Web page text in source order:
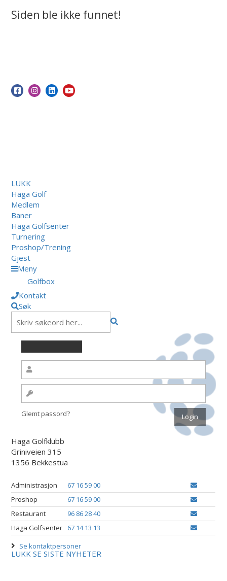
Siden ble ikke funnet!
LUKK
Haga Golf
Medlem
Baner
Haga Golfsenter
Turnering
Proshop/Trening
Gjest
Meny
Golfbox
Kontakt
Søk
Glemt passord?
Haga Golfklubb
Griniveien 315
1356 Bekkestua
Administrasjon
67 16 59 00
Proshop
67 16 59 00
Restaurant
96 86 28 40
Haga Golfsenter
67 14 13 13
Se kontaktpersoner
LUKK SE SISTE NYHETER